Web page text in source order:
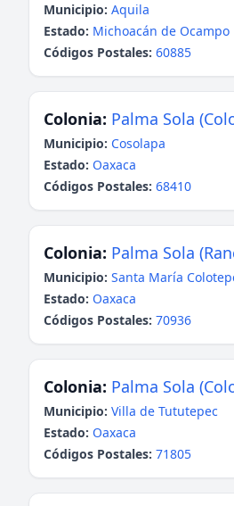
Municipio: Aquila
Estado: Michoacán de Ocampo
Códigos Postales: 60885
Colonia: Palma Sola
Municipio: Cosolapa
Estado: Oaxaca
Códigos Postales: 68410
Colonia: Palma Sola
Municipio: Santa María
Estado: Oaxaca
Códigos Postales: 70936
Colonia: Palma Sola
Municipio: Villa de Tututepec
Estado: Oaxaca
Códigos Postales: 71805